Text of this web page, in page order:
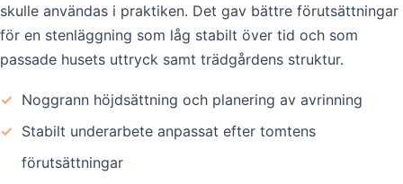
skulle användas i praktiken. Det gav bättre förutsättningar
för en stenläggning som låg stabilt över tid och som
passade husets uttryck samt trädgårdens struktur.
✓ Noggrann höjdsättning och planering av avrinning
✓ Stabilt underarbete anpassat efter tomtens
förutsättningar